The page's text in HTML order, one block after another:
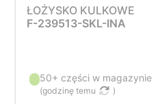
ŁOŻYSKO KULKOWE
F-239513-SKL-INA
50+ części w magazynie
(godzinę temu )